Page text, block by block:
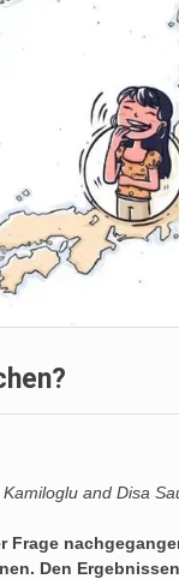
and Disa
Frage
Den